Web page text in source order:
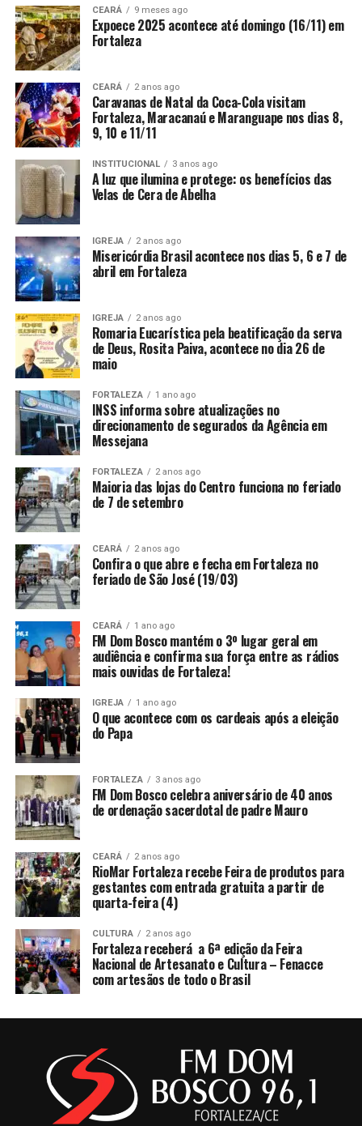
CEARÁ 9 meses ago
Expoece 2025 acontece até domingo (16/11) em
Fortaleza
CEARÁ 2 anos ago
Caravanas de Natal da Coca-Cola visitam
Fortaleza, Maracanaú e Maranguape nos dias 8,
9, 10 e 11/11
INSTITUCIONAL 3 anos ago
A luz que ilumina e protege: os benefícios das
Velas de Cera de Abelha
IGREJA 2 anos ago
Misericórdia Brasil acontece nos dias 5, 6 e 7 de
abril em Fortaleza
IGREJA 2 anos ago
Romaria Eucarística pela beatificação da serva
de Deus, Rosita Paiva, acontece no dia 26 de
maio
FORTALEZA 1 ano ago
INSS informa sobre atualizações no
direcionamento de segurados da Agência em
Messejana
FORTALEZA 2 anos ago
Maioria das lojas do Centro funciona no feriado
de 7 de setembro
CEARÁ 2 anos ago
Confira o que abre e fecha em Fortaleza no
feriado de São José (19/03)
CEARÁ 1 ano ago
FM Dom Bosco mantém o 3º lugar geral em
audiência e confirma sua força entre as rádios
mais ouvidas de Fortaleza!
IGREJA 1 ano ago
O que acontece com os cardeais após a eleição
do Papa
FORTALEZA 3 anos ago
FM Dom Bosco celebra aniversário de 40 anos
de ordenação sacerdotal de padre Mauro
CEARÁ 2 anos ago
RioMar Fortaleza recebe Feira de produtos para
gestantes com entrada gratuita a partir de
quarta-feira (4)
CULTURA 2 anos ago
Fortaleza receberá a 6ª edição da Feira
Nacional de Artesanato e Cultura – Fenacce
com artesãos de todo o Brasil